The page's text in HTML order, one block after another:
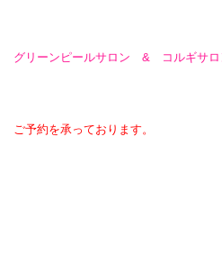
グリーンピールサロン & コルギサ
ご予約を承っております。